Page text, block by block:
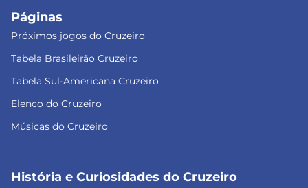
Páginas
Próximos jogos do Cruzeiro
Tabela Brasileirão Cruzeiro
Tabela Sul-Americana Cruzeiro
Elenco do Cruzeiro
Músicas do Cruzeiro
História e Curiosidades do Cruzeiro